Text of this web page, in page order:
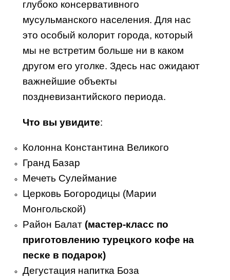
глубоко консервативного
мусульманского населения. Для нас
это особый колорит города, который
мы не встретим больше ни в каком
другом его уголке. Здесь нас ожидают
важнейшие объекты
поздневизантийского периода.
Что вы увидите:
Колонна Константина Великого
Гранд Базар
Мечеть Сулеймание
Церковь Богородицы (Марии
Монгольской)
Pайон Балат (мастер-класс по
приготовлению турецкого кофе на
песке в подарок)
Дегустация напитка Боза